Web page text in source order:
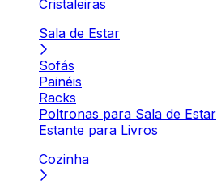
Cristaleiras
Sala de Estar
Sofás
Painéis
Racks
Poltronas para Sala de Estar
Estante para Livros
Cozinha